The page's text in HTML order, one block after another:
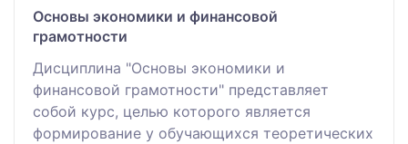
Основы экономики и финансовой
грамотности
Дисциплина "Основы экономики и
финансовой грамотности" представляет
собой курс, целью которого является
формирование у обучающихся теоретических